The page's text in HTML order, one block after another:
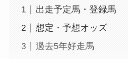
出走予定馬・登録馬
想定・予想オッズ
過去5年好走馬